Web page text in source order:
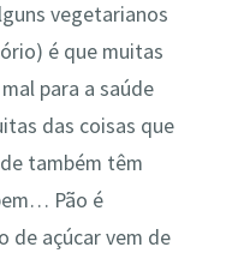
vegetarianos
é que muitas
para a saúde
das coisas que
também têm
Pão é
de açúcar vem de